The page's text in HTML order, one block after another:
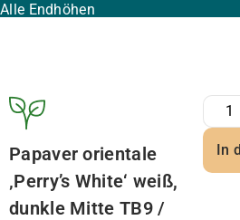
Alle Endhöhen
Papaver orientale
‚Perry’s White‘ weiß,
dunkle Mitte TB9 /
In